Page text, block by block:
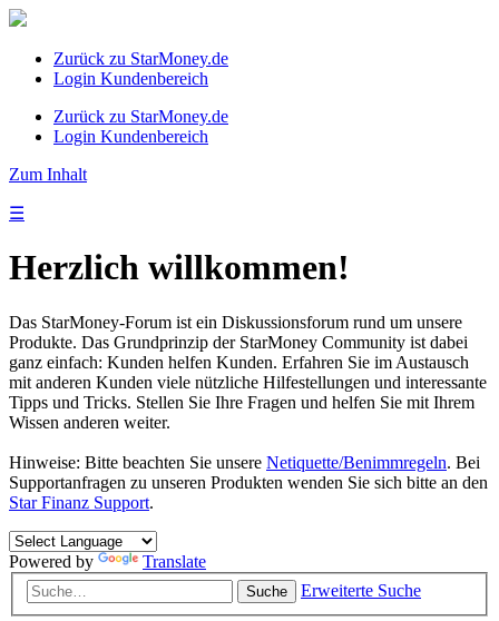
Zurück zu StarMoney.de
Login Kundenbereich
Zurück zu StarMoney.de
Login Kundenbereich
Zum Inhalt
☰
Herzlich willkommen!
Das StarMoney-Forum ist ein Diskussionsforum rund um unsere
Produkte. Das Grundprinzip der StarMoney Community ist dabei
ganz einfach: Kunden helfen Kunden. Erfahren Sie im Austausch
mit anderen Kunden viele nützliche Hilfestellungen und interessante
Tipps und Tricks. Stellen Sie Ihre Fragen und helfen Sie mit Ihrem
Wissen anderen weiter.
Hinweise: Bitte beachten Sie unsere Netiquette/Benimmregeln. Bei
Supportanfragen zu unseren Produkten wenden Sie sich bitte an den
Star Finanz Support.
Powered by Translate
Suche Erweiterte Suche